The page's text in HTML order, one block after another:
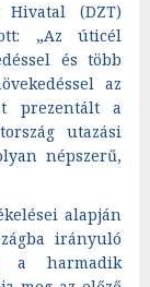
(DZT)
„Az úticél
és több
az
prezentált a
utazási
népszerű,
alapján
irányuló
a harmadik